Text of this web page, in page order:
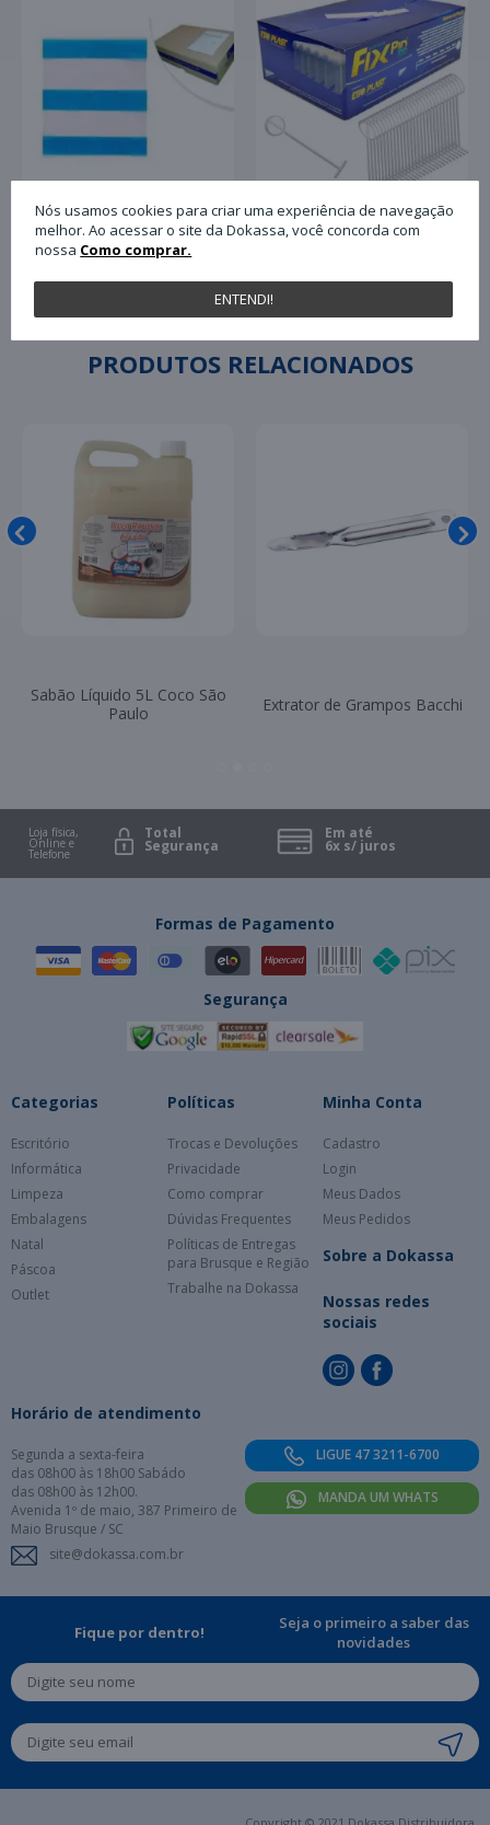
Envelope Plastico para
com 5.000 Unidades
PRODUTOS RELACIONADOS
Sabão Líquido 5L Coco São
Paulo
Extrator de Grampos Bacchi
Loja física,
Online e
Telefone
Total
Segurança
Em até
6x s/ juros
Nós usamos cookies para criar uma experiência de navegação
melhor. Ao acessar o site da Dokassa, você concorda com
nossa Como comprar.
ENTENDI!
Formas de Pagamento
Segurança
Categorias
Escritório
Informática
Limpeza
Embalagens
Natal
Páscoa
Outlet
Políticas
Trocas e Devoluções
Privacidade
Como comprar
Dúvidas Frequentes
Políticas de Entregas
para Brusque e Região
Trabalhe na Dokassa
Minha Conta
Cadastro
Login
Meus Dados
Meus Pedidos
Sobre a Dokassa
Nossas redes
sociais
Horário de atendimento
Segunda a sexta-feira
das 08h00 às 18h00 Sabádo
das 08h00 às 12h00.
Avenida 1º de maio, 387 Primeiro de
Maio Brusque / SC
site@dokassa.com.br
LIGUE 47 3211-6700
MANDA UM WHATS
Fique por dentro!
Seja o primeiro a saber das
novidades